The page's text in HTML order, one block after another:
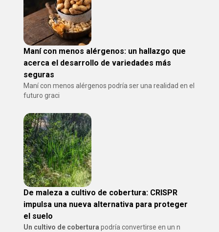
Maní con menos alérgenos: un hallazgo que
acerca el desarrollo de variedades más
seguras
Maní con menos alérgenos podría ser una realidad en el
futuro graci
De maleza a cultivo de cobertura: CRISPR
impulsa una nueva alternativa para proteger
el suelo
Un cultivo de cobertura podría convertirse en un n